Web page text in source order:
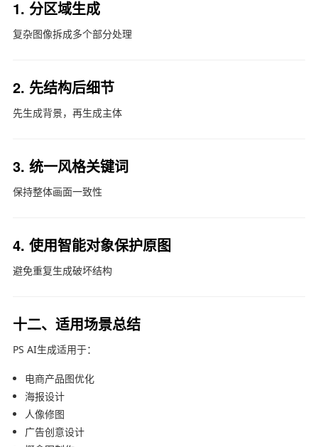
1. 分区域生成
复杂图像拆成多个部分处理
2. 先结构后细节
先生成背景，再生成主体
3. 统一风格关键词
保持整体画面一致性
4. 使用智能对象保护原图
避免重复生成破坏结构
十二、适用场景总结
PS AI生成适用于：
电商产品图优化
海报设计
人像修图
广告创意设计